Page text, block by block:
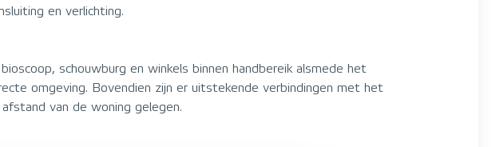
en verlichting.
schouwburg en winkels binnen handbereik alsmede het
omgeving. Bovendien zijn er uitstekende verbindingen met het
van de woning gelegen.